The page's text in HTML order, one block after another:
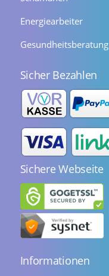
Energiearbeiter
Gesundheitsberatung
Sicher Bezahlen
Sichere Webseite
Informationen